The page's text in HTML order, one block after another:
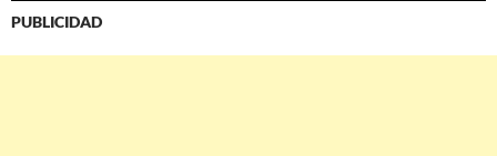
b
o
PUBLICIDAD